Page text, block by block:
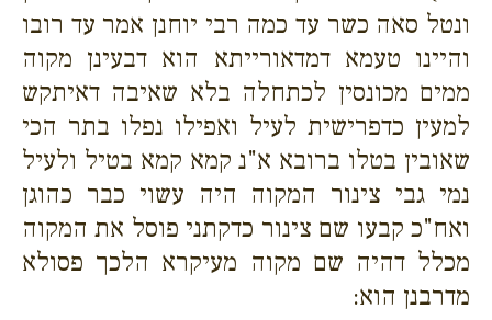
ונטל סאה כשר עד כמה רבי יוחנן אמר עד רובו
והיינו טעמא דמדאורייתא הוא דבעינן מקוה
ממים מכונסין לכתחלה בלא שאיבה דאיתקש
למעין כדפרישית לעיל ואפילו נפלו בתר הכי
שאובין בטלו ברובא א"נ קמא קמא בטיל ולעיל
נמי גבי צינור המקוה היה עשוי כבר כהוגן
ואח"כ קבעו שם צינור כדקתני פוסל את המקוה
מכלל דהיה שם מקוה מעיקרא הלכך פסולא
מדרבנן הוא: